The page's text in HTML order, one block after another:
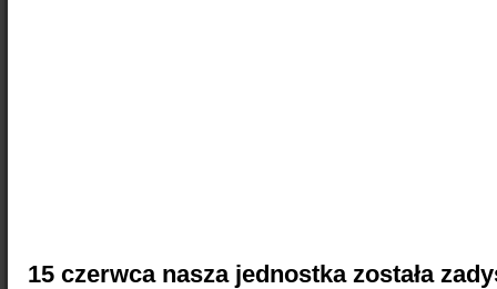
15 czerwca nasza jednostka została